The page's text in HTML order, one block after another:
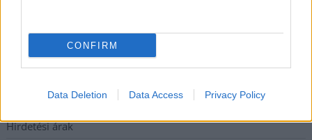
CONFIRM
Data Deletion Data Access Privacy Policy
Elérhetőség
Etikai és függetlenségi alapelvek
Hirdetési árak